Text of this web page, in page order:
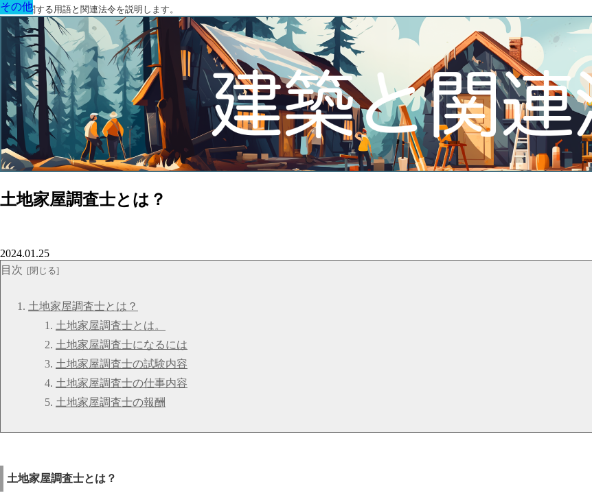
建築に関する用語と関連法令を説明します。
土地家屋調査士とは？
その他
2024.01.25
目次
土地家屋調査士とは？
土地家屋調査士とは。
土地家屋調査士になるには
土地家屋調査士の試験内容
土地家屋調査士の仕事内容
土地家屋調査士の報酬
土地家屋調査士とは？
その他
その他
その他
その他
その他
その他